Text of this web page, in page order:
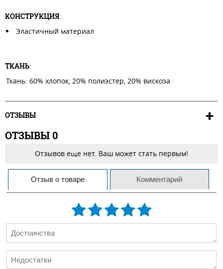
КОНСТРУКЦИЯ:
Эластичный материал
ТКАНЬ:
Ткань: 60% хлопок, 20% полиэстер, 20% вискоза
ОТЗЫВЫ
ОТЗЫВЫ 0
Отзывов еще нет. Ваш может стать первым!
Отзыв о товаре Комментарий